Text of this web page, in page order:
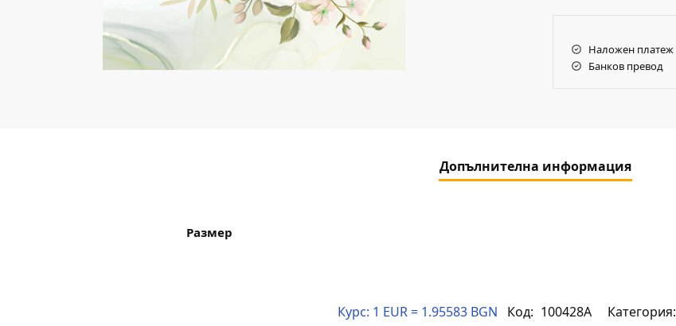
Наложен платеж
Банков превод
Допълнителна информация
Размер
Курс: 1 EUR = 1.95583 BGN Код: 100428A Категория: